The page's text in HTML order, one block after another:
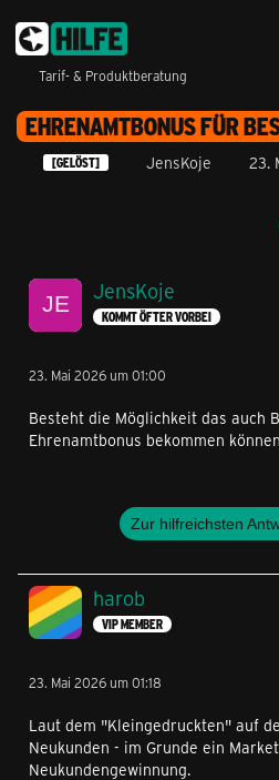
Tarif- & Produktberatung
EHRENAMTBONUS FÜR
[GELÖST] JensKoje 23.
JensKoje
KOMMT ÖFTER VORBEI
23. Mai 2026 um 01:00
Besteht die Möglichkeit das auch
Ehrenamtbonus bekommen
Zur hilfreichsten
harob
VIP MEMBER
23. Mai 2026 um 01:18
Laut dem "Kleingedruckten" auf
Neukunden - im Grunde ein
Neukundengewinnung.